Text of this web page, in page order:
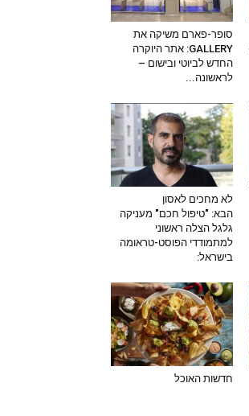
סופר-פארם משיקה את
GALLERY: אתר היוקרה
החדש לביוטי ובישום –
לראשונה...
לא מחכים לאסון
הבא: "טיפול חכם" מעניקה
גלגל הצלה ראשוני
למתמודדי הפוסט-טראומה
בישראל:
חדשות האוכל